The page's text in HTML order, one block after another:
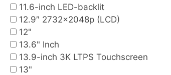
11.6-inch LED-backlit
12.9″ 2732×2048p (LCD)
12"
13.6" Inch
13.9-inch 3K LTPS Touchscreen
13"